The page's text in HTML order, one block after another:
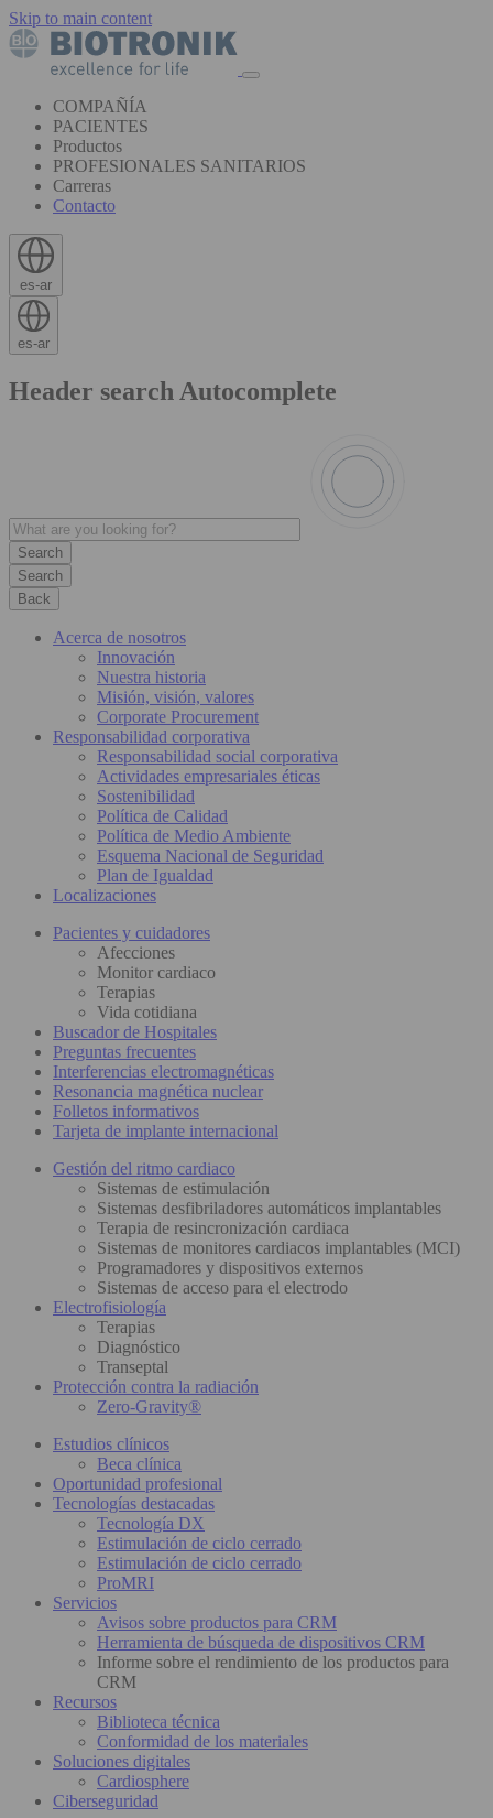
Skip to main content
COMPAÑÍA
PACIENTES
Productos
PROFESIONALES SANITARIOS
Carreras
Contacto
es-ar
es-ar
Header search Autocomplete
Search
Back
Acerca de nosotros
Innovación
Nuestra historia
Misión, visión, valores
Corporate Procurement
Responsabilidad corporativa
Responsabilidad social corporativa
Actividades empresariales éticas
Sostenibilidad
Política de Calidad
Política de Medio Ambiente
Esquema Nacional de Seguridad
Plan de Igualdad
Localizaciones
Pacientes y cuidadores
Afecciones
Monitor cardiaco
Terapias
Vida cotidiana
Buscador de Hospitales
Preguntas frecuentes
Interferencias electromagnéticas
Resonancia magnética nuclear
Folletos informativos
Tarjeta de implante internacional
Gestión del ritmo cardiaco
Sistemas de estimulación
Sistemas desfibriladores automáticos implantables
Terapia de resincronización cardiaca
Sistemas de monitores cardiacos implantables (MCI)
Programadores y dispositivos externos
Sistemas de acceso para el electrodo
Electrofisiología
Terapias
Diagnóstico
Transeptal
Protección contra la radiación
Zero-Gravity®
Estudios clínicos
Beca clínica
Oportunidad profesional
Tecnologías destacadas
Tecnología DX
Estimulación de ciclo cerrado
Estimulación de ciclo cerrado
ProMRI
Servicios
Avisos sobre productos para CRM
Herramienta de búsqueda de dispositivos CRM
Informe sobre el rendimiento de los productos para
CRM
Recursos
Biblioteca técnica
Conformidad de los materiales
Soluciones digitales
Cardiosphere
Ciberseguridad